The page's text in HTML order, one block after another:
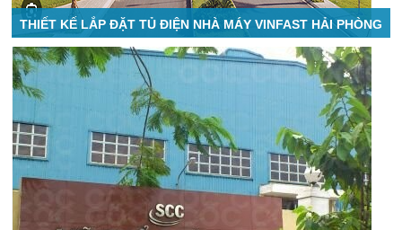
THIẾT KẾ LẮP ĐẶT TỦ ĐIỆN NHÀ MÁY VINFAST HẢI PHÒNG